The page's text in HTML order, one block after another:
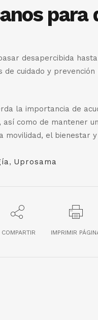
desapercibida
cuidado y
la importancia de
como de mantener
movilidad, el bienestar
, Uprosama
COMPARTIR IMPRIMIR